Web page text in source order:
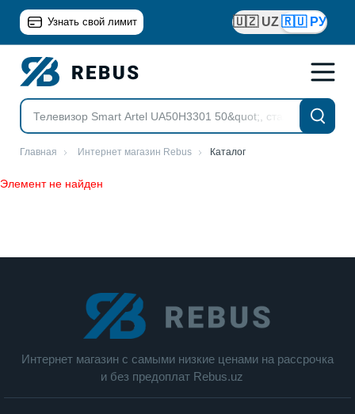
Узнать свой лимит 🇺🇿 UZ🇷🇺 РУ
Главная Интернет магазин Rebus Каталог
Элемент не найден
Интернет магазин c cамыми низкие ценами на рассрочка
и без предоплат Rebus.uz